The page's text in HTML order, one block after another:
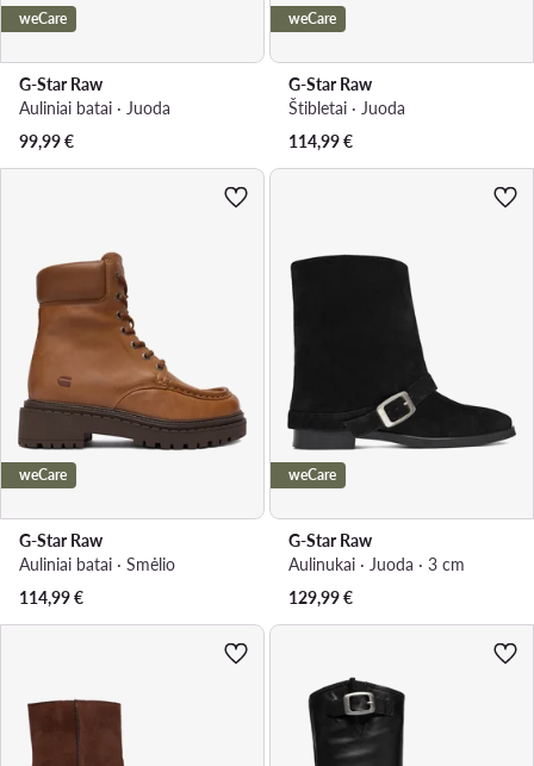
weCare
G-Star Raw
Auliniai batai · Juoda
99,99€
weCare
G-Star Raw
Štibletai · Juoda
114,99€
weCare
G-Star Raw
Auliniai batai · Smėlio
114,99€
weCare
G-Star Raw
Aulinukai · Juoda · 3 cm
129,99€